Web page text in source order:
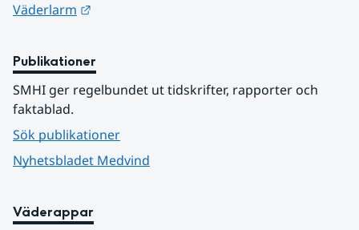
Väderlarm
Publikationer
SMHI ger regelbundet ut tidskrifter, rapporter och
faktablad.
Sök publikationer
Nyhetsbladet Medvind
Väderappar